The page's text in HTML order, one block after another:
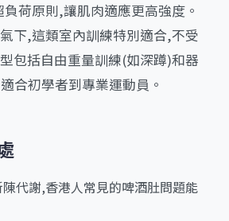
荷原則,讓肌肉適應更高強度。
下,這類室內訓練特別適合,不受
包括自由重量訓練(如深蹲)和器
合初學者到專業運動員。
陳代謝,香港人常見的啤酒肚問題能